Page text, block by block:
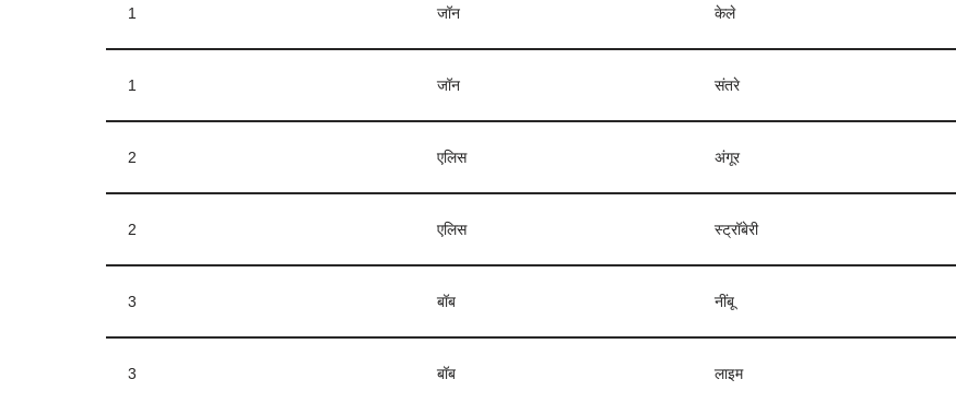
1 जॉन केले
1 जॉन संतरे
2 एलिस अंगूर
2 एलिस स्ट्रॉबेरी
3 बॉब नींबू
3 बॉब लाइम